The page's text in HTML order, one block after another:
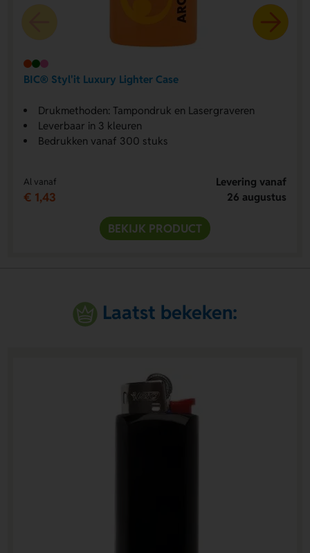
BIC® Styl'it Luxury Lighter Case
Drukmethoden: Tampondruk en Lasergraveren
Leverbaar in 3 kleuren
Bedrukken vanaf 300 stuks
Al vanaf
€ 1,43
Levering vanaf
26 augustus
BEKIJK PRODUCT
Laatst bekeken: